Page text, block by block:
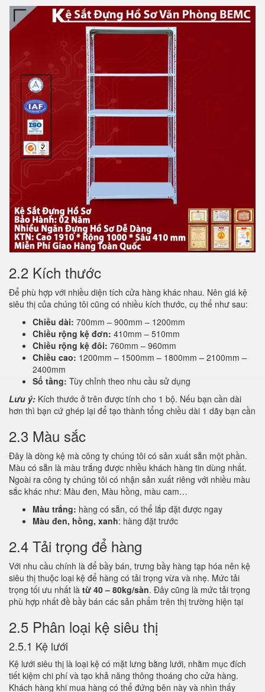
2.2 Kích thước
Để phù hợp với nhiều diện tích cửa hàng khác nhau. Nên giá kệ
siêu thị của chúng tôi cũng có nhiều kích thước, cụ thể như sau:
Chiều dài: 700mm – 900mm – 1200mm
Chiều rộng kệ đơn: 410mm – 510mm
Chiều rộng kệ đôi: 760mm – 960mm
Chiều cao: 1200mm – 1500mm – 1800mm – 2100mm –
2400mm
Số tầng: Tùy chỉnh theo nhu cầu sử dụng
Lưu ý: Kích thước ở trên được tính cho 1 bộ. Nếu bạn cần dài
hơn thì bạn cứ ghép lại để tạo thành tổng chiều dài 1 dãy bạn cần
2.3 Màu sắc
Đây là dòng kệ mà công ty chúng tôi có sản xuất sẵn một phần.
Màu có sẵn là màu trắng được nhiều khách hàng tin dùng nhất.
Ngoài ra công ty chúng tôi có nhận sản xuất riêng với nhiều màu
sắc khác như: Màu đen, Màu hồng, màu cam…
Màu trắng: hàng có sẵn, có thể lắp đặt được ngay
Màu đen, hồng, xanh: hàng đặt trước
2.4 Tải trọng để hàng
Với nhu cầu chính là để bầy bán, trưng bầy hàng tạp hóa nên kệ
siêu thị thuộc loại kệ để hàng có tải trọng vừa và nhẹ. Mức tải
trọng tối ưu nhất là từ 40 – 80kg/sàn. Đây cũng là mức tải trọng
phù hợp nhất đề bầy bán các sản phẩm trên thị trường hiện tại
2.5 Phân loại kệ siêu thị
2.5.1 Kệ lưới
Kệ lưới siêu thị là loại kệ có mặt lưng bằng lưới, nhằm mục đích
tiết kiệm chi phí và tạo khả năng thông thoáng cho cửa hàng.
Khách hàng khi mua hàng có thể đứng bên này và nhìn thấy